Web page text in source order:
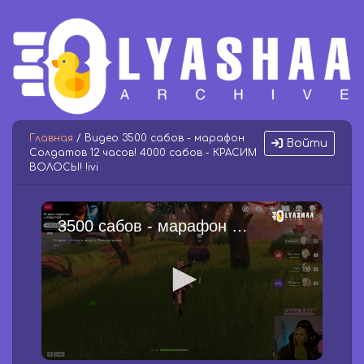
Войти
Главная / Видео 3500 сабов - марафон
Солдатов 12 часов! 4000 сабов - КРАСИМ
ВОЛОСЫ! !ivi
3500 сабов - марафон Солдатов 12 часов! 4000 сабов - КРАСИМ ВОЛОСЫ! !ivi